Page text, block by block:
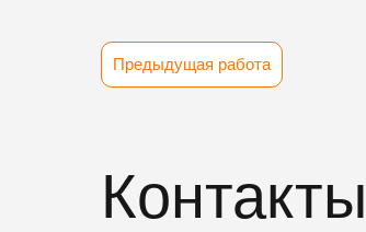
Предыдущая работа
Контакты